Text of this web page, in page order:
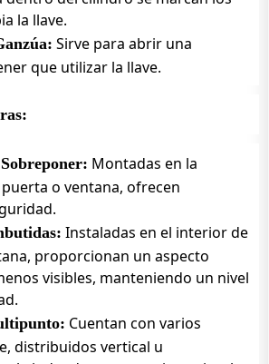
la llave.
Sirve para abrir una
que utilizar la llave.
Montadas en la
o ventana, ofrecen
Instaladas en el interior de
proporcionan un aspecto
visibles, manteniendo un nivel
Cuentan con varios
distribuidos vertical u